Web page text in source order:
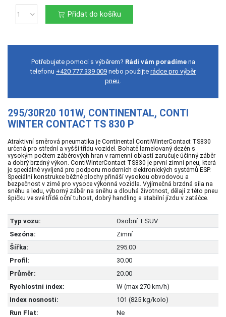
Počet Přidat do košíku
Potřebujete pomoci s výběrem? Rádi vám poradímena
telefonu +420 777 339 009 nebo použijte rádce pro výběr
pneu.
295/30R20 101W, CONTINENTAL, CONTI
WINTER CONTACT TS 830 P
Atraktivní směrová pneumatika je Continental ContiWinterContact TS830
určená pro střední a vyšší třídu vozidel. Bohatě lamelovaný dezén s
vysokým počtem záběrových hran v ramenní oblastí zaručuje účinný záběr
a dobrý brzdný výkon. ContiWinterContact TS830 je první zimní pneu, která
je speciálně vyvíjená pro podporu moderních elektronických systémů ESP.
Speciální konstrukce běžné plochy přináší vysokou obvodovou a
bezpečnost v zimě pro vysoce výkonná vozidla. Vyjímečná brzdná síla na
sněhu a ledu, výborný záběr na sněhu a dlouhá životnost, dělají z této pneu
špičku ve své třídě.oční tuhost, dobrý handling a stabilní jízdu v zatáčce.
Typ vozu:
Osobní + SUV
Sezóna:
Zimní
Šířka:
295.00
Profil:
30.00
Průměr:
20.00
Rychlostní index:
W (max 270 km/h)
Index nosnosti:
101 (825 kg/kolo)
Run Flat:
Ne